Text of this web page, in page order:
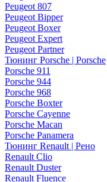
Peugeot 807
Peugeot Bipper
Peugeot Boxer
Peugeot Expert
Peugeot Partner
Тюнинг Porsche | Porsche
Porsche 911
Porsche 944
Porsche 968
Porsche Boxter
Porsche Cayenne
Porsche Macan
Porsche Panamera
Тюнинг Renault | Рено
Renault Clio
Renault Duster
Renault Fluence